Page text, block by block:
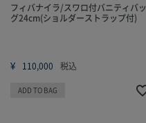
フィバナイラ/スワロ付バニティバッ
グ24cm(ショルダーストラップ付)
¥ 110,000 税込
ADD TO BAG